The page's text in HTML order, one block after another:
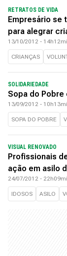
RETRATOS DE VIDA
Empresário se
para alegrar
13/10/2012 -
CRIANÇAS
SOLIDARIEDADE
Sopa do Pobre
13/09/2012 -
SOPA DO POBRE
VISUAL RENOVADO
Profissionais
ação em asilo
24/07/2012 -
IDOSOS ASILO